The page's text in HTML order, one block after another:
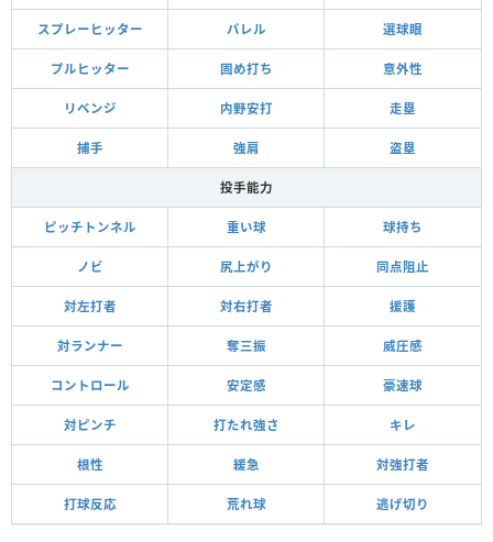
スプレーヒッター バレル 選球眼
プルヒッター 固め打ち 意外性
リベンジ 内野安打 走塁
捕手 強肩 盗塁
投手能力
ピッチトンネル 重い球 球持ち
ノビ 尻上がり 同点阻止
対左打者 対右打者 援護
対ランナー 奪三振 威圧感
コントロール 安定感 豪速球
対ピンチ 打たれ強さ キレ
根性 緩急 対強打者
打球反応 荒れ球 逃げ切り